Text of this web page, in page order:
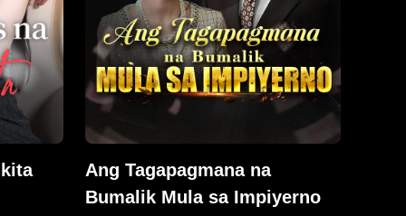
na pagkakakilanlan: isang
mahusay na siruhano, isang
kilalang propesor, at isang
makapangyarihang CEO, bawat
rebelasyon ay labis na nakagugulat
Ang Tagapagmana na
Bumalik Mula sa Impiyerno